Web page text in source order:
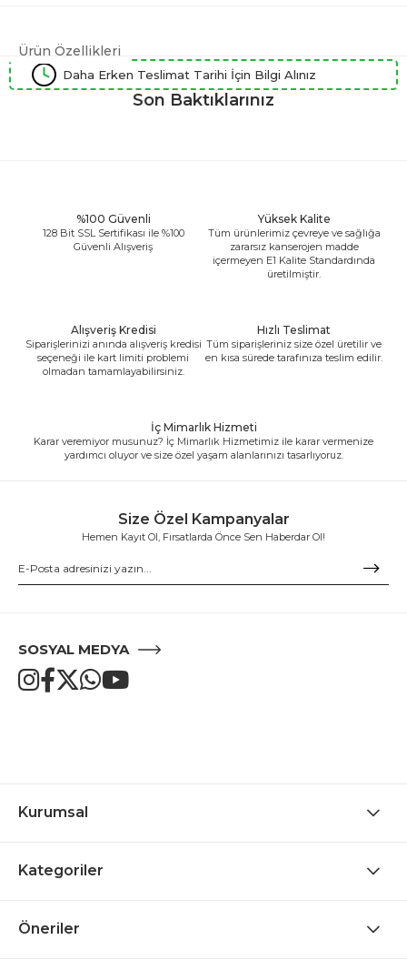
Ürün Özellikleri
Daha Erken Teslimat Tarihi İçin Bilgi Alınız
Son Baktıklarınız
%100 Güvenli
128 Bit SSL Sertifikası ile %100
Güvenli Alışveriş
Yüksek Kalite
Tüm ürünlerimiz çevreye ve sağlığa
zararsız kanserojen madde
içermeyen E1 Kalite Standardında
üretilmiştir.
Alışveriş Kredisi
Siparişlerinizi anında alışveriş kredisi
seçeneği ile kart limiti problemi
olmadan tamamlayabilirsiniz.
Hızlı Teslimat
Tüm siparişleriniz size özel üretilir ve
en kısa sürede tarafınıza teslim edilir.
İç Mimarlık Hizmeti
Karar veremiyor musunuz? İç Mimarlık Hizmetimiz ile karar vermenize
yardımcı oluyor ve size özel yaşam alanlarınızı tasarlıyoruz.
Size Özel Kampanyalar
Hemen Kayıt Ol, Fırsatlarda Önce Sen Haberdar Ol!
SOSYAL MEDYA
Kurumsal
Kategoriler
Öneriler